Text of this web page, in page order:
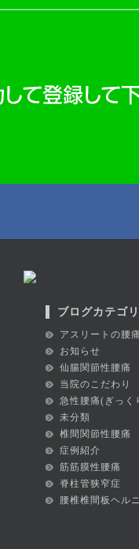
ブログカテゴ
アスリートの腰痛
お知らせ
仙腸関節性腰痛
当院のこだわり
急性腰痛(ぎっく
未分類
椎間関節性腰痛
症例紹介
筋筋膜性腰痛
脊柱管狭窄症
腰椎椎間板ヘル